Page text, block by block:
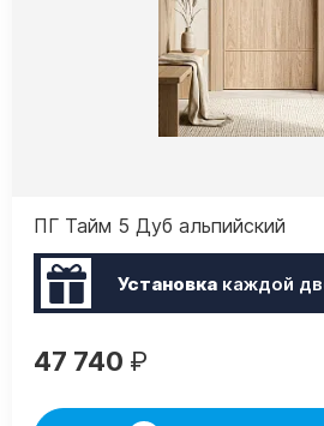
ПГ Тайм 5 Дуб альпийский
Установкакаждой
47 740 ₽